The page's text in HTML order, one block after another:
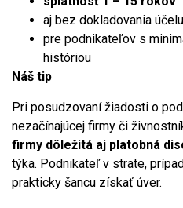
aj bez dokladovania účelu
pre podnikateľov s
históriou
Náš tip
Pri posudzovaní žiadosti o
nezačínajúcej firmy či
firmy dôležitá aj platobná
týka. Podnikateľ v strate,
prakticky šancu získať úver.